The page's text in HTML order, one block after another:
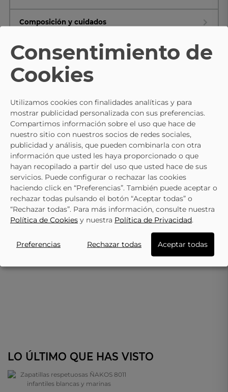
Composición y cuidados
TE PUEDE INTERESAR
ÑAKOS
Zapatillas Altas Para Niña ÑAKOS
7040 Beige Con Dibujos
25,95 €
ÑAKOS
Zapatillas Respetuosas ÑAKOS
Blancas Y Rosas
19,95 €
LO ÚLTIMO QUE HAS VISTO
Consentimiento de
Cookies
Utilizamos cookies con finalidades analíticas y para
mostrar publicidad personalizada con sus preferencias.
Compartimos información sobre el uso que hace de
nuestro sitio con nuestros socios de redes sociales,
publicidad y análisis, que pueden combinarla con otra
información que usted les haya proporcionado o que
hayan recopilado a partir del uso que usted hace de sus
servicios. Puede configurar o rechazar las cookies
haciendo click en “Preferencias”. También puede aceptar o
rechazar todas pulsando el botón “Aceptar todas” o
“Rechazar todas”. Para más información, consulte nuestra
Política de Cookies y nuestra Política de Privacidad.
Preferencias Rechazar todas Aceptar todas